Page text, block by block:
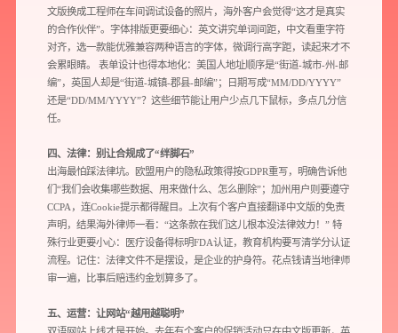
预约我们的数字化专家
1v1为您提供服务
我们将为您提供量身定制的个性化服务，包括竞品观察，行业数据分析
实施方案及对应预算等
您需要： 网站建设 数字产品研发
SEO搜索优化
品牌设计
文版换成工程师在车间调试设备的照片，海外客户会觉得“这才是真实
的合作伙伴”。字体排版更要细心：英文讲究单词间距，中文看重字符
对齐，选一款能优雅兼容两种语言的字体，微调行高字距，读起来才不
会累眼睛。 表单设计也得本地化：美国人地址顺序是“街道-城市-州-邮
编”，英国人却是“街道-城镇-郡县-邮编”；日期写成“MM/DD/YYYY”
还是“DD/MM/YYYY”？这些细节能让用户少点几下鼠标，多点几分信
任。
四、法律：别让合规成了“绊脚石”
出海最怕踩法律坑。欧盟用户的隐私政策得按GDPR重写，明确告诉他
们“我们会收集哪些数据、用来做什么、怎么删除”；加州用户则要遵守
CCPA，连Cookie提示都得醒目。上次有个客户直接翻译中文版的免责
声明，结果海外律师一看：“这条款在我们这儿根本没法律效力！” 特
殊行业更要小心：医疗设备得标明FDA认证，教育机构要写清学分认证
流程。记住：法律文件不是摆设，是企业的护身符。花点钱请当地律师
审一遍，比事后赔违约金划算多了。
五、运营：让网站“越用越聪明”